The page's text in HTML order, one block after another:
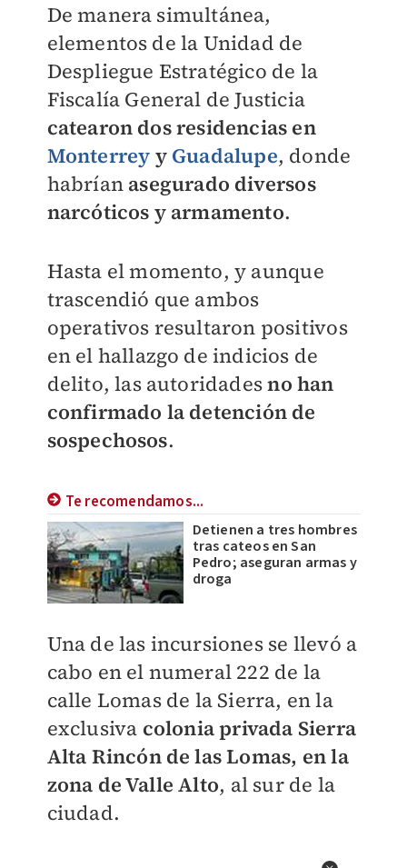
De manera simultánea,
elementos de la Unidad de
Despliegue Estratégico de la
Fiscalía General de Justicia
catearon dos residencias en
Monterrey y Guadalupe, donde
habríanasegurado diversos
narcóticos y armamento.
Hasta el momento, y aunque
trascendió que ambos
operativos resultaron positivos
en el hallazgo de indicios de
delito, las autoridadesno han
confirmado la detención de
sospechosos.
Te recomendamos...
Detienen a tres hombres
tras cateos en San
Pedro; aseguran armas y
droga
Una de las incursiones se llevó a
cabo en el numeral 222 de la
calle Lomas de la Sierra, en la
exclusiva colonia privada Sierra
Alta Rincón de las Lomas, en la
zona de Valle Alto, al sur de la
ciudad.